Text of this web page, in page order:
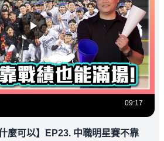
09:17
麼可以】EP23. 中職明星賽不靠